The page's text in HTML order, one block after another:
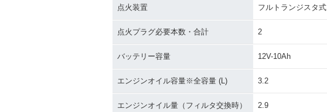
点火装置 フルトランジスタ式
点火プラグ必要本数・合計 2
バッテリー容量 12V-10Ah
エンジンオイル容量※全容量 (L) 3.2
エンジンオイル量（フィルタ交換時）
2.9